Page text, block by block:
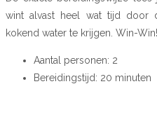
wint alvast heel wat tijd door
kokend water te krijgen. Win-Win!
Aantal personen: 2
Bereidingstijd: 20 minuten